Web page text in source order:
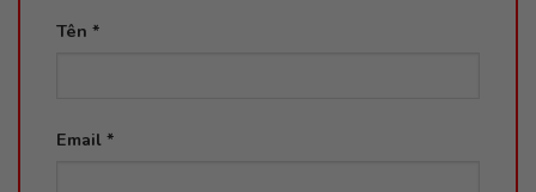
Tên *
Email *